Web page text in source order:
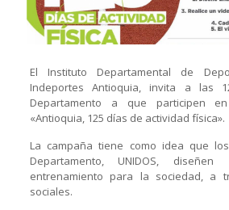
El Instituto Departamental de
Indeportes Antioquia, invita a las
Departamento a que participen
«Antioquia, 125 días de actividad física».
La campaña tiene como idea que
Departamento, UNIDOS,
entrenamiento para la sociedad, a
sociales.